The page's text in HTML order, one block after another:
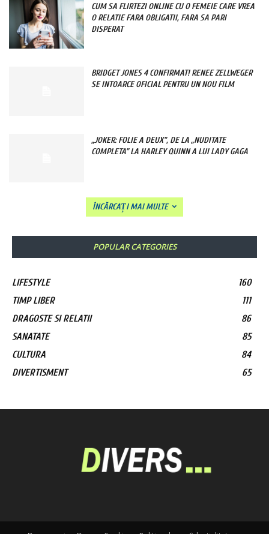
CUM SA FLIRTEZI ONLINE CU O FEMEIE CARE VREA
O RELATIE FARA OBLIGATII, FARA SA PARI
DISPERAT
BRIDGET JONES 4 CONFIRMAT! RENEE ZELLWEGER
SE INTOARCE OFICIAL PENTRU UN NOU FILM
„JOKER: FOLIE A DEUX”, DE LA „NUDITATE
COMPLETA” LA HARLEY QUINN A LUI LADY GAGA
ÎNCĂRCAȚI MAI MULTE
POPULAR CATEGORIES
LIFESTYLE
160
TIMP LIBER
111
DRAGOSTE SI RELATII
86
SANATATE
85
CULTURA
84
DIVERTISMENT
65